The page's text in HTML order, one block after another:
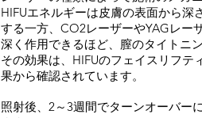
HIFUエネルギーは皮膚の表面から
する一方、CO2レーザーやYAGレー
深く作用できるほど、膣のタイトニ
その効果は、HIFUのフェイスリフ
果から確認されています。
照射後、2～3週間でターンオーバー